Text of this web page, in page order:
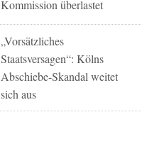
Kommission überlastet
„Vorsätzliches
Staatsversagen“: Kölns
Abschiebe-Skandal weitet
sich aus